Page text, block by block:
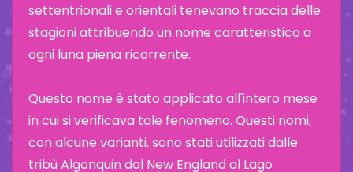
settentrionali e orientali tenevano traccia delle
stagioni attribuendo un nome caratteristico a
ogni luna piena ricorrente.
Questo nome è stato applicato all'intero mese
in cui si verificava tale fenomeno. Questi nomi,
con alcune varianti, sono stati utilizzati dalle
tribù Algonquin dal New England al Lago